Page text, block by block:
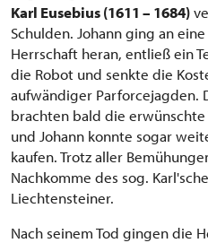
Karl Eusebius (1611 – 1684)
Schulden. Johann ging an
Herrschaft heran, entließ ein
die Robot und senkte die
aufwändiger Parforcejagden.
brachten bald die
und Johann konnte sogar
kaufen. Trotz aller
Nachkomme des sog.
Liechtensteiner.
Nach seinem Tod gingen die